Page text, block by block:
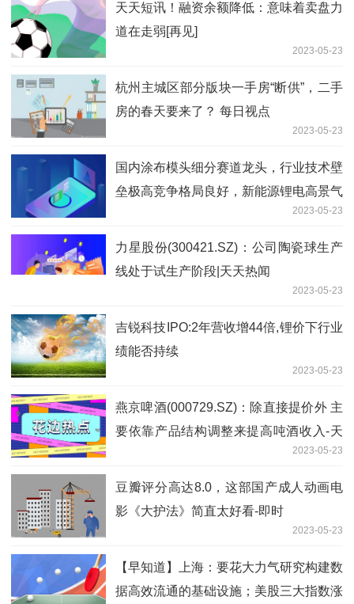
天天短讯！融资余额降低：意味着卖盘力
道在走弱[再见]
2023-05-23
杭州主城区部分版块一手房“断供”，二手
房的春天要来了？ 每日视点
2023-05-23
国内涂布模头细分赛道龙头，行业技术壁
垒极高竞争格局良好，新能源锂电高景气
驱动业绩持续高增长，燃料电池及钙钛矿
电池等业务将开拓第二成长曲线——5月
23日研报挖矿-每日播报
2023-05-23
力星股份(300421.SZ)：公司陶瓷球生产
线处于试生产阶段|天天热闻
2023-05-23
吉锐科技IPO:2年营收增44倍,锂价下行业
绩能否持续
2023-05-23
燕京啤酒(000729.SZ)：除直接提价外 主
要依靠产品结构调整来提高吨酒收入-天
2023-05-23
豆瓣评分高达8.0，这部国产成人动画电
影《大护法》简直太好看-即时
2023-05-23
【早知道】上海：要花大力气研究构建数
据高效流通的基础设施；美股三大指数涨